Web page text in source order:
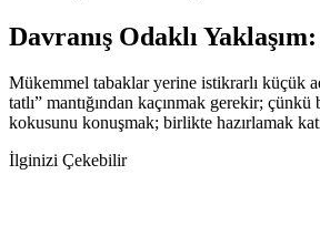
Davranış Odaklı
Mükemmel tabaklar yerine istikrarlı küçük
tatlı” mantığından kaçınmak gerekir;
kokusunu konuşmak; birlikte hazırlamak
İlginizi Çekebilir